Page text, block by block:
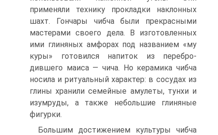
применяли технику прокладки наклонных
шахт. Гончары чибча были прекрасными
мастерами своего дела. В изготовленных
ими глиняных амфорах под названием «му
куры» готовился напиток из перебро­
дившего маиса — чича. Но керамика чибча
носила и ритуальный характер: в сосудах из
глины хранили семейные амулеты, тунхи и
изумруды, а также не­большие глиняные
фигурки.
Большим достижением культуры чибча